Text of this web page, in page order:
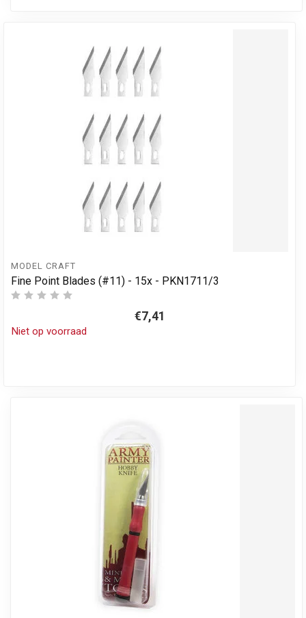
MODEL CRAFT
Fine Point Blades (#11) - 15x - PKN1711/3
€7,41
Niet op voorraad